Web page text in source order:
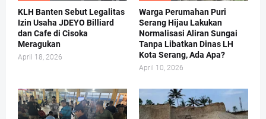
KLH Banten Sebut Legalitas
Izin Usaha JDEYO Billiard
dan Cafe di Cisoka
Meragukan
April 18, 2026
Warga Perumahan Puri
Serang Hijau Lakukan
Normalisasi Aliran Sungai
Tanpa Libatkan Dinas LH
Kota Serang, Ada Apa?
April 10, 2026